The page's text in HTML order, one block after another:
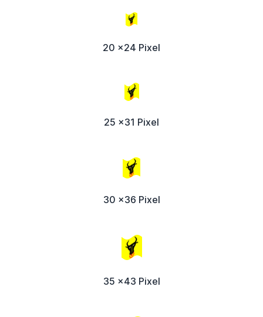
20 x24 Pixel
25 x31 Pixel
30 x36 Pixel
35 x43 Pixel